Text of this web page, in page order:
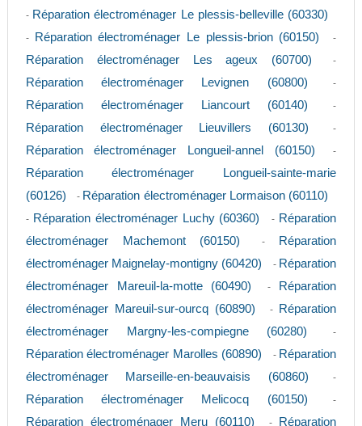
- Réparation électroménager Le plessis-belleville (60330)
- Réparation électroménager Le plessis-brion (60150) -
Réparation électroménager Les ageux (60700) -
Réparation électroménager Levignen (60800) -
Réparation électroménager Liancourt (60140) -
Réparation électroménager Lieuvillers (60130) -
Réparation électroménager Longueil-annel (60150) -
Réparation électroménager Longueil-sainte-marie
(60126)
- Réparation électroménager Lormaison (60110)
- Réparation électroménager Luchy (60360) - Réparation
électroménager Machemont (60150)
-
Réparation
électroménager Maignelay-montigny (60420)
- Réparation
électroménager Mareuil-la-motte (60490)
-
Réparation
électroménager Mareuil-sur-ourcq (60890)
-
Réparation
électroménager Margny-les-compiegne (60280)
-
Réparation électroménager Marolles (60890) - Réparation
électroménager Marseille-en-beauvaisis (60860)
-
Réparation électroménager Melicocq (60150) -
Réparation électroménager Meru (60110) -
Réparation